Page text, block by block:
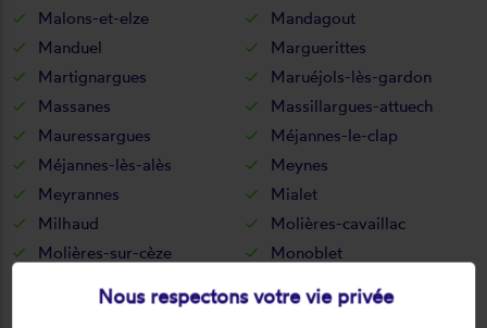
Malons-et-elze
Mandagout
Manduel
Marguerittes
Martignargues
Maruéjols-lès-gardon
Massanes
Massillargues-attuech
Mauressargues
Méjannes-le-clap
Méjannes-lès-alès
Meynes
Meyrannes
Mialet
Milhaud
Molières-cavaillac
Molières-sur-cèze
Monoblet
Montaren-et-saint-médiers
Montclus
Nous respectons votre vie privée